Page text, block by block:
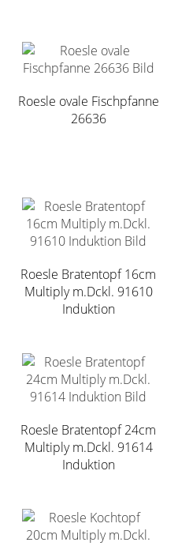
Roesle ovale Fischpfanne
26636
Roesle Bratentopf 16cm
Multiply m.Dckl. 91610
Induktion
Roesle Bratentopf 24cm
Multiply m.Dckl. 91614
Induktion